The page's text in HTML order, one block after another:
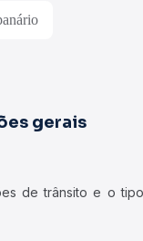
gerais
de trânsito e o